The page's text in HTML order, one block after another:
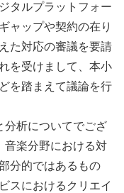
タルプラットフォー
ャップや契約の在り
た対応の審議を要請
を受けまして、本小
を踏まえて議論を行
分析についてでござ
音楽分野における対
分的ではあるもの
スにおけるクリエイ